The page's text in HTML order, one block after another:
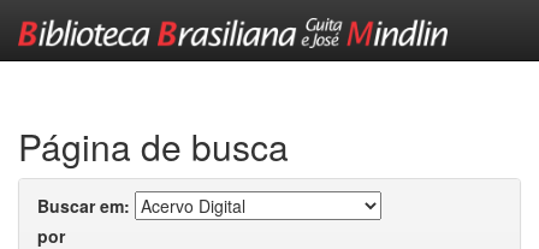
Página de busca
Buscar em:
por